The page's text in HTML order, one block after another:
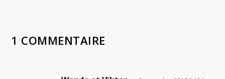
1 COMMENTAIRE